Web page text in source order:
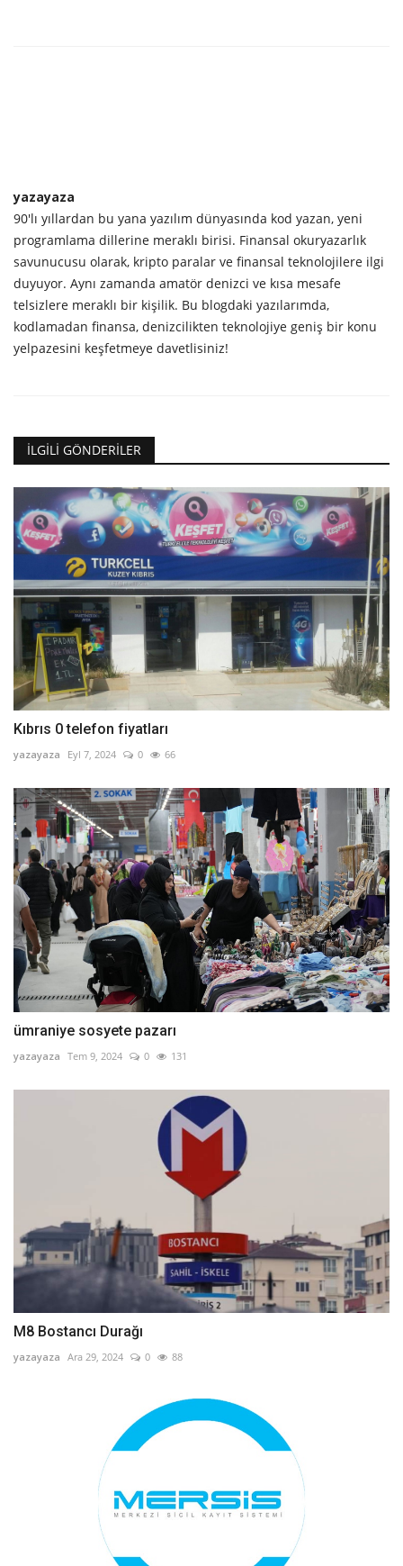
yazayaza
90'lı yıllardan bu yana yazılım dünyasında kod yazan, yeni
programlama dillerine meraklı birisi. Finansal okuryazarlık
savunucusu olarak, kripto paralar ve finansal teknolojilere ilgi
duyuyor. Aynı zamanda amatör denizci ve kısa mesafe
telsizlere meraklı bir kişilik. Bu blogdaki yazılarımda,
kodlamadan finansa, denizcilikten teknolojiye geniş bir konu
yelpazesini keşfetmeye davetlisiniz!
İLGILI GÖNDERILER
Kıbrıs 0 telefon fiyatları
yazayaza Eyl 7, 2024 0 66
ümraniye sosyete pazarı
yazayaza Tem 9, 2024 0 131
M8 Bostancı Durağı
yazayaza Ara 29, 2024 0 88